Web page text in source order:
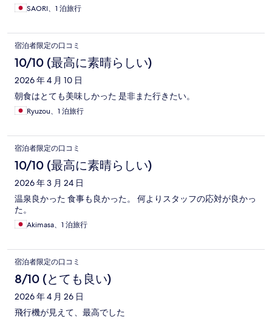
SAORI、1 泊旅行
宿泊者限定の口コミ
10/10 (最高に素晴らしい)
2026 年 4 月 10 日
朝食はとても美味しかった 是非また行きたい。
Ryuzou、1 泊旅行
宿泊者限定の口コミ
10/10 (最高に素晴らしい)
2026 年 3 月 24 日
温泉良かった 食事も良かった。 何よりスタッフの応対が良かっ
た。
Akimasa、1 泊旅行
宿泊者限定の口コミ
8/10 (とても良い)
2026 年 4 月 26 日
飛行機が見えて、最高でした